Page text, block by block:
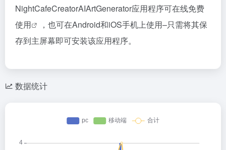
NightCafeCreatorAIArtGenerator应用程序可在线免费
使用
，也可在Android和iOS手机上使用–只需将其保
存到主屏幕即可安装该应用程序。
数据统计